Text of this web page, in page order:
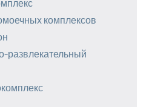
комплексов
развлекательный